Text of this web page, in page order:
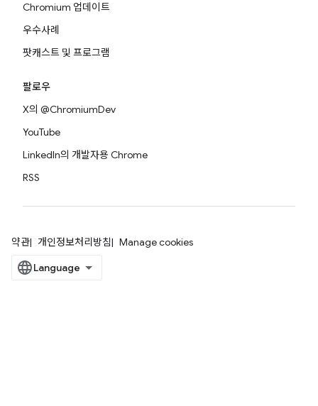
Chromium 업데이트
우수사례
팟캐스트 및 프로그램
팔로우
X의 @ChromiumDev
YouTube
LinkedIn의 개발자용 Chrome
RSS
약관 개인정보처리방침 Manage cookies